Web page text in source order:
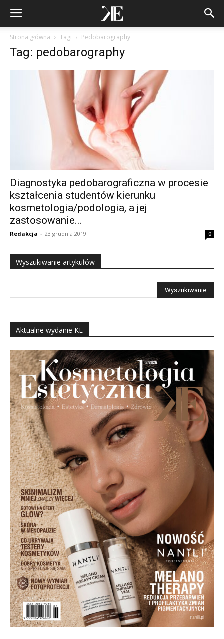
Strona główna Tagi Pedobarography
Tag: pedobarography
Diagnostyka pedobarograficzna w procesie
kształcenia studentów kierunku
kosmetologia/podologia, a jej
zastosowanie...
Redakcja - 23 grudnia 2019 0
Wyszukiwanie artykułów
Aktualne wydanie KE